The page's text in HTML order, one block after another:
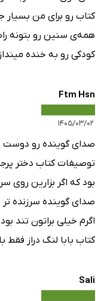
فصل شصت و ششم
فصل شصت و هفتم
فصل شصت و نهم
فصل هفتادم
فصل هفتاد و یکم
فصل هفتاد و دوم
فصل هفتاد و چهارم
فصل هفتاد و پنجم
فصل هفتاد و هفتم
کتاب رو برای من
همه‌ی سنین رو بتونه
کودکی رو به خنده
Ftm Hsn
۱۴۰۵/۰۳/۰۲
صدای گوینده رو دوست
توصیفات کتاب دختر
بود که اگر بزارین
صدای گوینده سرزنده
کتاب بابا لنگ دراز فقط با
Sali